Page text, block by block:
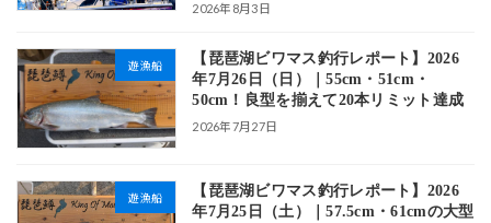
2026年8月3日
遊漁船
【琵琶湖ビワマス釣行レポート】2026
年7月26日（日）｜55cm・51cm・
50cm！良型を揃えて20本リミット達成
2026年7月27日
遊漁船
【琵琶湖ビワマス釣行レポート】2026
年7月25日（土）｜57.5cm・61cmの大型